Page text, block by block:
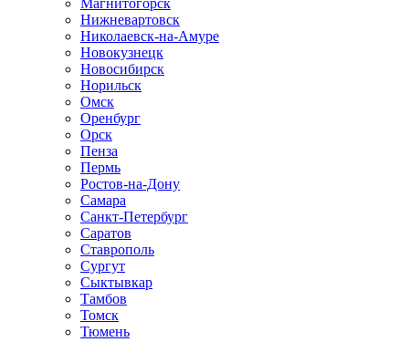
Магнитогорск
Нижневартовск
Николаевск-на-Амуре
Новокузнецк
Новосибирск
Норильск
Омск
Оренбург
Орск
Пенза
Пермь
Ростов-на-Дону
Самара
Санкт-Петербург
Саратов
Ставрополь
Сургут
Сыктывкар
Тамбов
Томск
Тюмень